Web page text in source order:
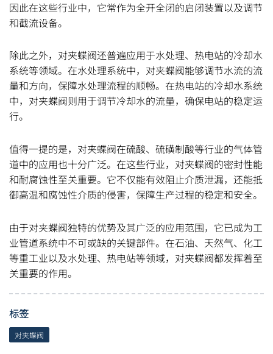
因此在这些行业中，它常作为全开全闭的启闭装置以及调节
和截流设备。
除此之外，对夹蝶阀还普遍应用于水处理、热电站的冷却水
系统等领域。在水处理系统中，对夹蝶阀能够调节水流的流
量和方向，保障水处理流程的顺畅。在热电站的冷却水系统
中，对夹蝶阀则用于调节冷却水的流量，确保电站的稳定运
行。
值得一提的是，对夹蝶阀在硫酸、硫磺制酸等行业的气体管
道中的应用也十分广泛。在这些行业，对夹蝶阀的密封性能
和耐腐蚀性至关重要。它不仅能有效阻止介质泄漏，还能抵
御高温和腐蚀性介质的侵害，保障生产过程的稳定和安全。
由于对夹蝶阀独特的优势及其广泛的应用范围，它已成为工
业管道系统中不可或缺的关键部件。在石油、天然气、化工
等重工业以及水处理、热电站等领域，对夹蝶阀都发挥着至
关重要的作用。
标签
对夹蝶阀